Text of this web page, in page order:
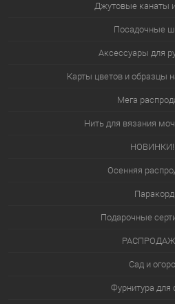
Джутовые канаты
Посадочные
Аксессуары для
Карты цветов и образцы
Мега
Нить для вязания
Осенняя
Паракорд
Подарочные
Сад и
Фурнитура для